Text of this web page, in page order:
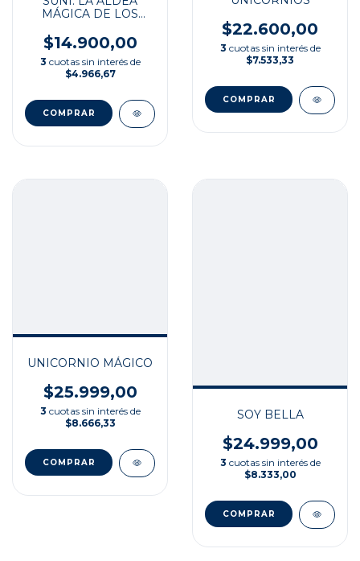
MÁGICA DE LOS
$14.900,00
3 cuotas sin interés de
$4.966,67
$22.600,00
3 cuotas sin interés de
$7.533,33
UNICORNIO MÁGICO
$25.999,00
3 cuotas sin interés de
$8.666,33
SOY BELLA
$24.999,00
3 cuotas sin interés de
$8.333,00